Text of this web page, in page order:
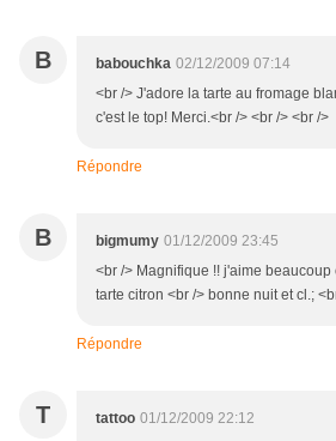
B babouchka 02/12/2009 07:14
<br /> J'adore la tarte au fromage
c'est le top! Merci.<br /> <br /> <br />
Répondre
B bigmumy 01/12/2009 23:45
<br /> Magnifique !! j'aime
tarte citron <br /> bonne nuit et cl.;
Répondre
T tattoo 01/12/2009 22:12